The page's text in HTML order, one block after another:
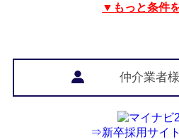
▼もっと条件
仲介業者
⇒新卒採用サイ